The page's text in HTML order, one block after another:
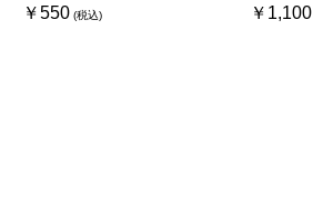
￥550 ￥1,100